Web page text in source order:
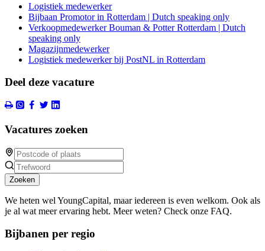
Logistiek medewerker
Bijbaan Promotor in Rotterdam | Dutch speaking only
Verkoopmedewerker Bouman & Potter Rotterdam | Dutch
speaking only
Magazijnmedewerker
Logistiek medewerker bij PostNL in Rotterdam
Deel deze vacature
Vacatures zoeken
Zoeken
We heten wel YoungCapital, maar iedereen is even welkom. Ook als
je al wat meer ervaring hebt. Meer weten? Check onze FAQ.
Bijbanen per regio